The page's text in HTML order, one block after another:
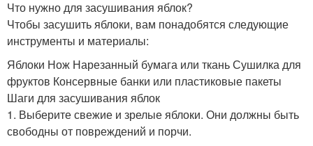
Что нужно для засушивания яблок?
Чтобы засушить яблоки, вам понадобятся следующие
инструменты и материалы:
Яблоки Нож Нарезанный бумага или ткань Сушилка для
фруктов Консервные банки или пластиковые пакеты
Шаги для засушивания яблок
1. Выберите свежие и зрелые яблоки. Они должны быть
свободны от повреждений и порчи.